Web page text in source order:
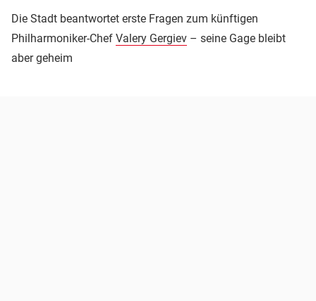
Die Stadt beantwortet erste Fragen zum künftigen
Philharmoniker-Chef Valery Gergiev – seine Gage bleibt
aber geheim